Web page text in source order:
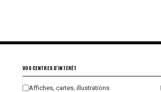
VOS CENTRES D'INTÉRÊT
Affiches, cartes, illustrations